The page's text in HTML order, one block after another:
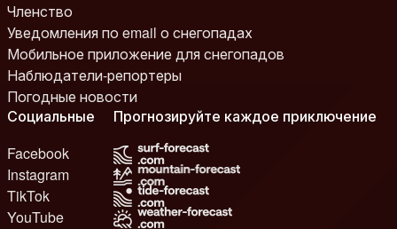
Членство
Уведомления по email о снегопадах
Мобильное приложение для снегопадов
Наблюдатели-репортеры
Погодные новости
Социальные
Facebook
Instagram
TikTok
YouTube
Прогнозируйте каждое приключение